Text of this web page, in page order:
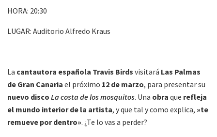
HORA: 20:30
LUGAR: Auditorio Alfredo Kraus
La cantautora española Travis Birds visitará Las Palmas
de Gran Canaria el próximo 12 de marzo, para presentar su
nuevo disco La costa de los mosquitos. Una obra que refleja
el mundo interior de la artista, y que tal y como explica, »te
remueve por dentro». ¿Te lo vas a perder?